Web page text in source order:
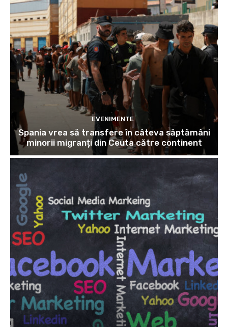
EVENIMENTE
Spania vrea să transfere în câteva săptămâni
minorii migranți din Ceuta către continent